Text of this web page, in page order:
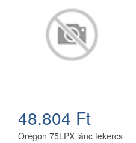
48.804 Ft
Oregon 75LPX lánc tekercs